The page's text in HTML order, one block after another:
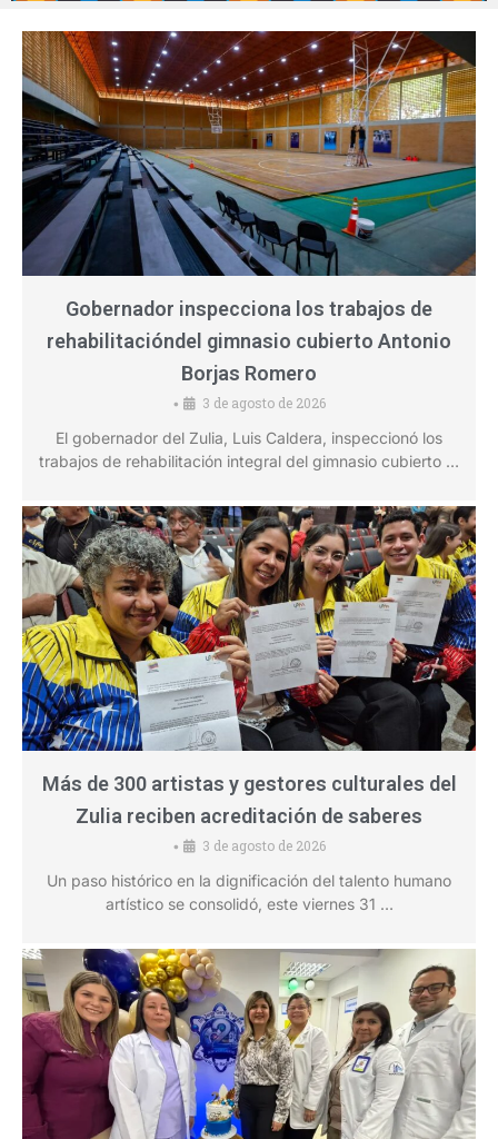
Gobernador inspecciona los trabajos de
rehabilitacióndel gimnasio cubierto Antonio
Borjas Romero
• 3 de agosto de 2026
El gobernador del Zulia, Luis Caldera, inspeccionó los
trabajos de rehabilitación integral del gimnasio cubierto …
Más de 300 artistas y gestores culturales del
Zulia reciben acreditación de saberes
• 3 de agosto de 2026
Un paso histórico en la dignificación del talento humano
artístico se consolidó, este viernes 31 …